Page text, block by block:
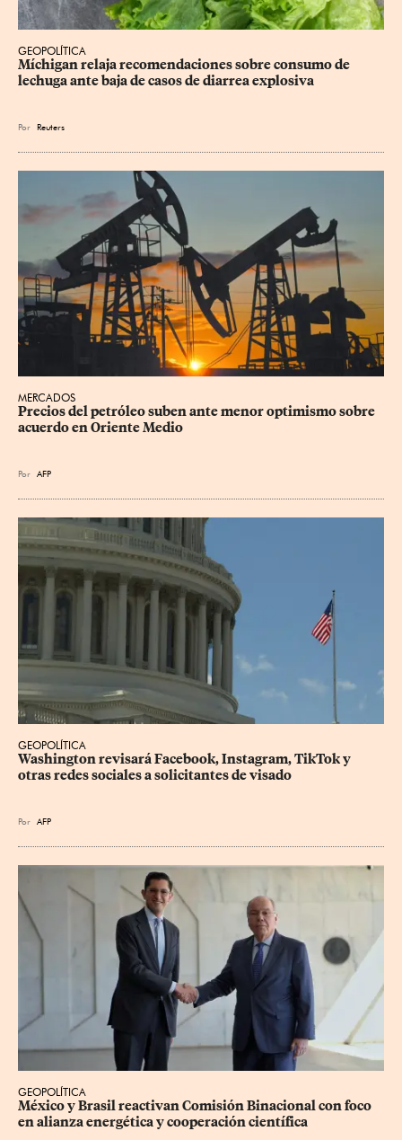
GEOPOLÍTICA
Míchigan relaja recomendaciones sobre consumo de
lechuga ante baja de casos de diarrea explosiva
Por Reuters
MERCADOS
Precios del petróleo suben ante menor optimismo sobre
acuerdo en Oriente Medio
Por AFP
GEOPOLÍTICA
Washington revisará Facebook, Instagram, TikTok y
otras redes sociales a solicitantes de visado
Por AFP
GEOPOLÍTICA
México y Brasil reactivan Comisión Binacional con foco
en alianza energética y cooperación científica